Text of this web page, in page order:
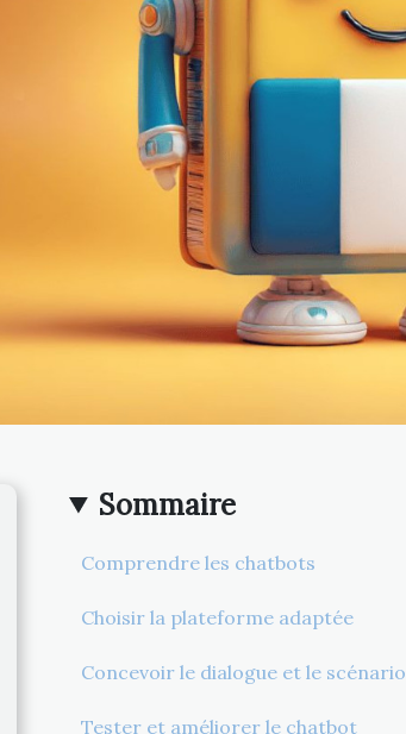
Sommaire
Comprendre les chatbots
Choisir la plateforme adaptée
Concevoir le dialogue et le scénario
Tester et améliorer le chatbot